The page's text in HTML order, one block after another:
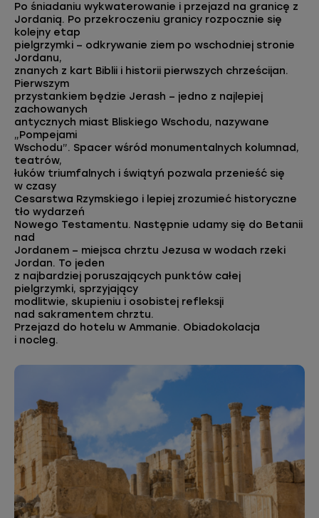
Po śniadaniu wykwaterowanie i przejazd na granicę z
Jordanią. Po przekroczeniu granicy rozpocznie się
kolejny etap
pielgrzymki – odkrywanie ziem po wschodniej stronie
Jordanu,
znanych z kart Biblii i historii pierwszych chrześcijan.
Pierwszym
przystankiem będzie Jerash – jedno z najlepiej
zachowanych
antycznych miast Bliskiego Wschodu, nazywane
„Pompejami
Wschodu”. Spacer wśród monumentalnych kolumnad,
teatrów,
łuków triumfalnych i świątyń pozwala przenieść się
w czasy
Cesarstwa Rzymskiego i lepiej zrozumieć historyczne
tło wydarzeń
Nowego Testamentu. Następnie udamy się do Betanii
nad
Jordanem – miejsca chrztu Jezusa w wodach rzeki
Jordan. To jeden
z najbardziej poruszających punktów całej
pielgrzymki, sprzyjający
modlitwie, skupieniu i osobistej refleksji
nad sakramentem chrztu.
Przejazd do hotelu w Ammanie. Obiadokolacja
i nocleg.